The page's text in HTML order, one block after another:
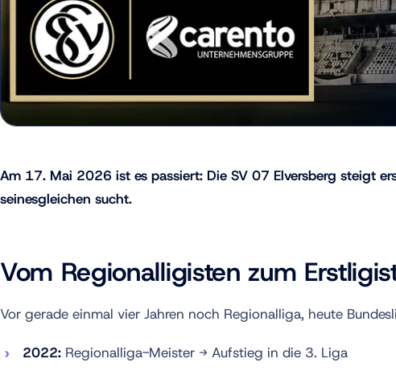
Am 17. Mai 2026 ist es passiert: Die SV 07 Elversberg steigt
seinesgleichen sucht.
Vom Regionalligisten zum
Vor gerade einmal vier Jahren noch Regionalliga, heute
2022: Regionalliga-Meister → Aufstieg in die 3. Liga